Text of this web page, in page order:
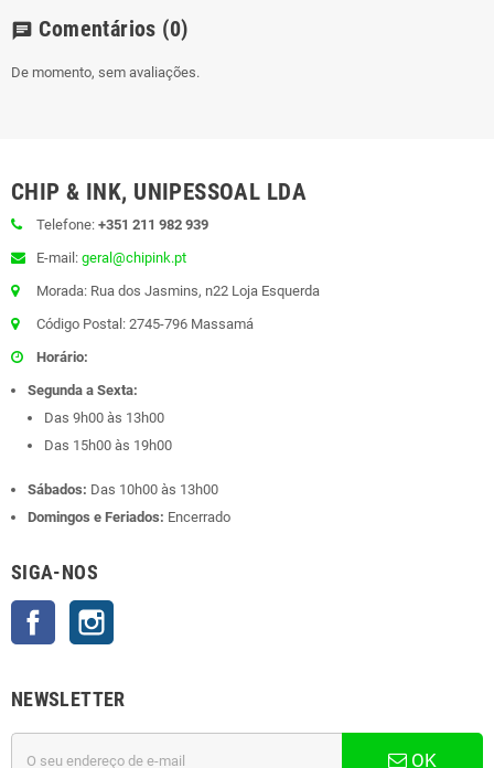
chat Comentários (0)
De momento, sem avaliações.
CHIP & INK, UNIPESSOAL LDA
Telefone: +351 211 982 939
E-mail: geral@chipink.pt
Morada: Rua dos Jasmins, n22 Loja Esquerda
Código Postal: 2745-796 Massamá
Horário:
Segunda a Sexta:
Das 9h00 às 13h00
Das 15h00 às 19h00
Sábados: Das 10h00 às 13h00
Domingos e Feriados: Encerrado
SIGA-NOS
Facebook
NEWSLETTER
OK